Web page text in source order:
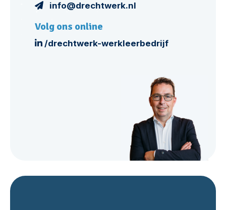
info@drechtwerk.nl
Volg ons online
/drechtwerk-werkleerbedrijf